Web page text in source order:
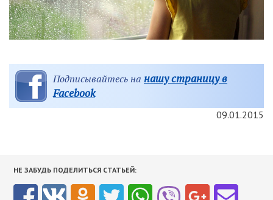
Подписывайтесь на нашу страницу в
Facebook
09.01.2015
НЕ ЗАБУДЬ ПОДЕЛИТЬСЯ СТАТЬЕЙ: